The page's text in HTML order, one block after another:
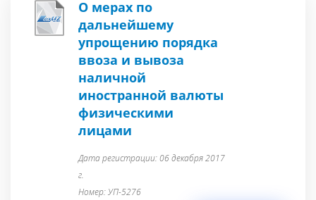
О мерах по
дальнейшему
упрощению порядка
ввоза и вывоза
наличной
иностранной валюты
физическими
лицами
Дата регистрации: 06 декабря 2017
г.
Номер: УП-5276